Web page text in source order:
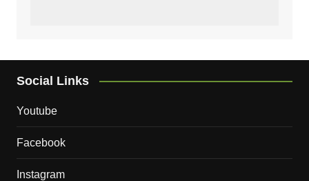
Social Links
Youtube
Facebook
Instagram